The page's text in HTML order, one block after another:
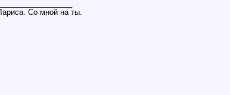
Со мной на ты.